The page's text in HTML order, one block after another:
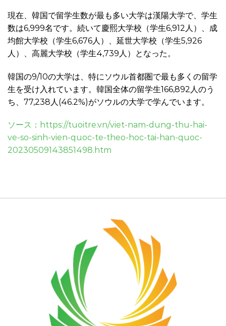
現在、韓国で留学生数が最も多い大学は漢陽大学で、学生
数は6,999名です。続いて慶熙大学校（学生6,912人）、成
均館大学校（学生6,676人）、延世大学校（学生5,926
人）、高麗大学校（学生4,739人）となった。
韓国の9/10の大学は、特にソウル首都圏で最も多くの留学
生を受け入れています。韓国全体の留学生166,892人のう
ち、77,238人(46.2%)がソウルの大学で学んでいます。
ソース：https://tuoitre.vn/viet-nam-dung-thu-hai-
ve-so-sinh-vien-quoc-te-theo-hoc-tai-han-quoc-
20230509143851498.htm